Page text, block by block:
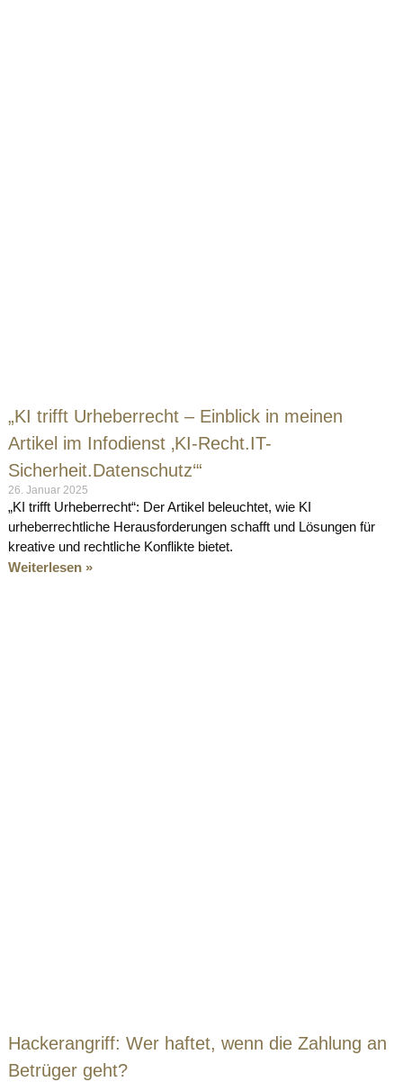
„KI trifft Urheberrecht – Einblick in meinen
Artikel im Infodienst ‚KI-Recht.IT-
Sicherheit.Datenschutz‘“
26. Januar 2025
„KI trifft Urheberrecht“: Der Artikel beleuchtet, wie KI
urheberrechtliche Herausforderungen schafft und Lösungen für
kreative und rechtliche Konflikte bietet.
Weiterlesen »
Hackerangriff: Wer haftet, wenn die Zahlung an
Betrüger geht?